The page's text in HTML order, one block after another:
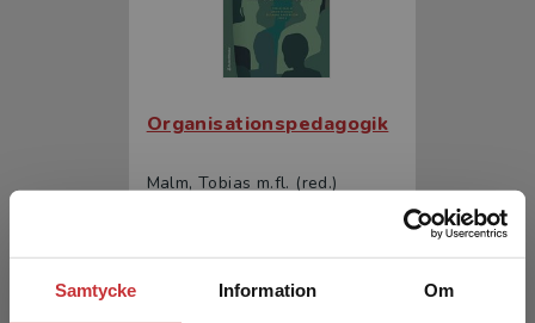
Samtycke Information Om
Organisationspedagogik
Malm, Tobias m.fl. (red.)